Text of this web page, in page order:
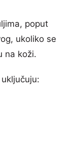
poput
ukoliko se
na koži.